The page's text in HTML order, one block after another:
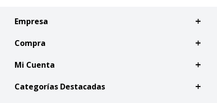
Empresa
Compra
Mi Cuenta
Categorías Destacadas